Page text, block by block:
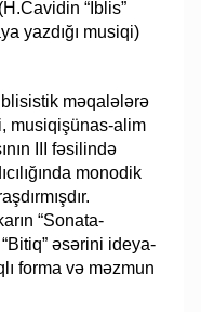
“İblis”
yazdığı musiqi)
məqalələrə
musiqişünas-alim
III fəsilində
monodik
“Sonata-
əsərini ideya-
forma və məzmun